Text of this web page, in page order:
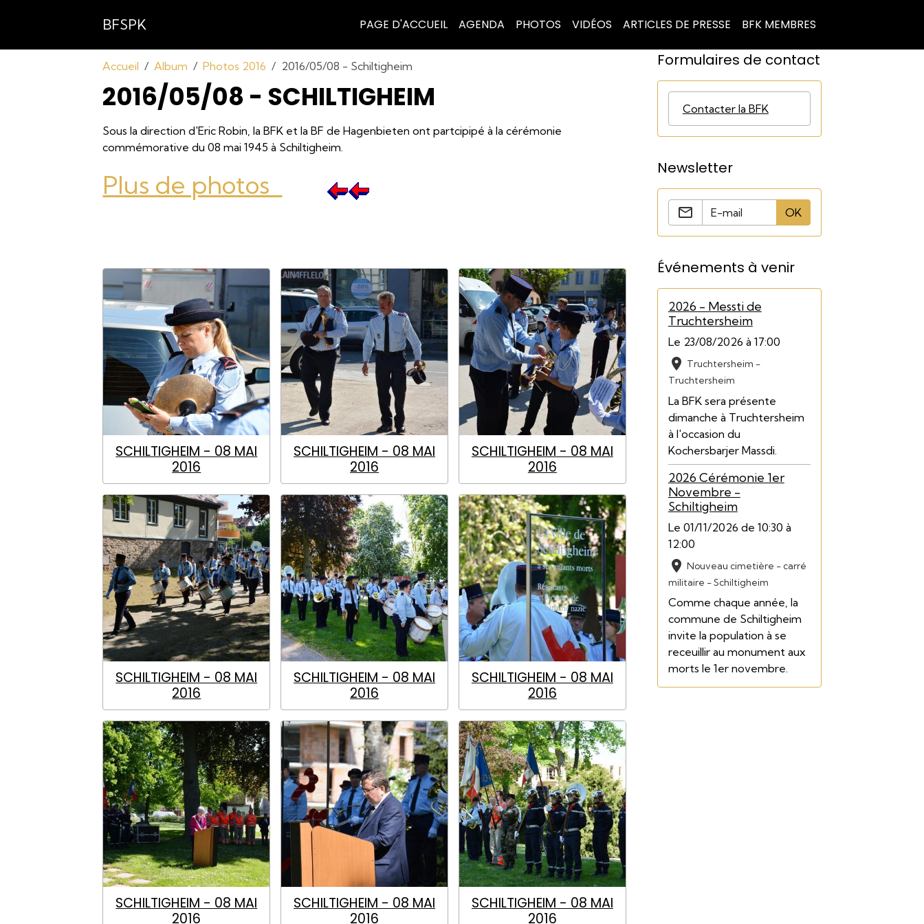
BFSPK PAGE D'ACCUEIL AGENDA PHOTOS VIDÉOS ARTICLES DE PRESSE BFK MEMBRES
Accueil Album Photos 2016 2016/05/08 - Schiltigheim
2016/05/08 - SCHILTIGHEIM
Sous la direction d'Eric Robin, la BFK et la BF de Hagenbieten ont partcipipé à la cérémonie
commémorative du 08 mai 1945 à Schiltigheim.
Plus de photos
SCHILTIGHEIM - 08 MAI
2016
SCHILTIGHEIM - 08 MAI
2016
SCHILTIGHEIM - 08 MAI
2016
SCHILTIGHEIM - 08 MAI
2016
SCHILTIGHEIM - 08 MAI
2016
SCHILTIGHEIM - 08 MAI
2016
SCHILTIGHEIM - 08 MAI
2016
SCHILTIGHEIM - 08 MAI
2016
SCHILTIGHEIM - 08 MAI
2016
Formulaires de contact
Contacter la BFK
Newsletter
OK
Événements à venir
2026 - Messti de
Truchtersheim
Le 23/08/2026 à 17:00
Truchtersheim -
Truchtersheim
La BFK sera présente
dimanche à Truchtersheim
à l'occasion du
Kochersbarjer Massdi.
2026 Cérémonie 1er
Novembre -
Schiltigheim
Le 01/11/2026 de 10:30 à
12:00
Nouveau cimetière - carré
militaire - Schiltigheim
Comme chaque année, la
commune de Schiltigheim
invite la population à se
receuillir au monument aux
morts le 1er novembre.